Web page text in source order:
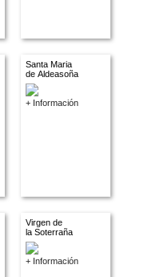
Santa Maria
de Aldeasoña
+ Información
Virgen de
la Soterraña
+ Información